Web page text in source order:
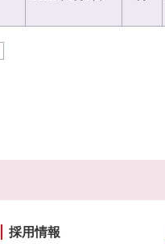
採用情報